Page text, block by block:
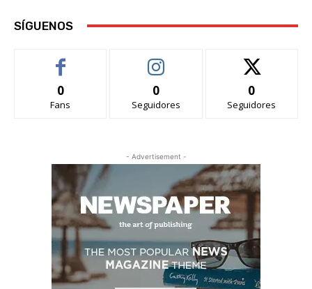
SÍGUENOS
0
Fans
0
Seguidores
0
Seguidores
- Advertisement -